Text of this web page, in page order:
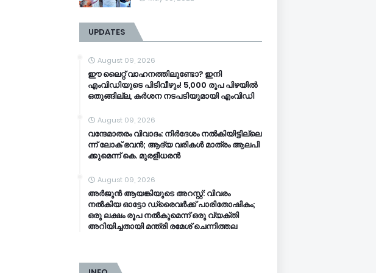
UPDATES
August 09, 2026
ഈ ലൈറ്റ് വാഹനത്തിലുണ്ടോ? ഇനി
എംവിഡിയുടെ പിടിവീഴും! 5,000 രൂപ പിഴയിൽ
ഒതുങ്ങില്ല, കർശന നടപടിയുമായി എംവിഡി
August 09, 2026
വ​ന്ദേ​മാ​ത​രം വി​വാ​ദം: നി​ർ​ദേ​ശം ന​ൽ​കി​യി​ട്ടി​ല്ലെ​
ന്ന് ലോ​ക് ഭ​വ​ൻ; ആ​ദ്യ വ​രി​ക​ൾ മാ​ത്രം ആ​ല​പി​
ക്കു​മെ​ന്ന് കെ. ​മു​ര​ളീ​ധ​ര​ൻ
August 09, 2026
അർജുൻ ആയങ്കിയുടെ അറസ്റ്റ്: വിവരം
നൽകിയ ഓട്ടോ ഡ്രൈവർക്ക് പാരിതോഷികം;
ഒരു ലക്ഷം രൂപ നൽകുമെന്ന് ഒരു വ്യക്തി
അറിയിച്ചതായി മന്ത്രി രമേശ് ചെന്നിത്തല